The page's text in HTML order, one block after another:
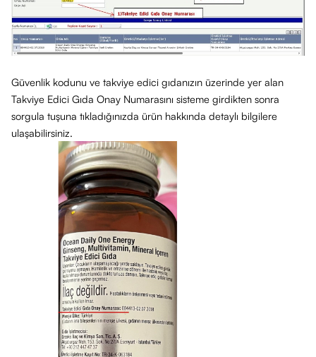
Güvenlik kodunu ve takviye edici gıdanızın üzerinde yer alan
Takviye Edici Gıda Onay Numarasını sisteme girdikten sonra
sorgula tuşuna tıkladığınızda ürün hakkında detaylı bilgilere
ulaşabilirsiniz.